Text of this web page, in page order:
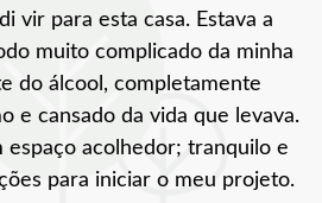
vir para esta casa. Estava a
muito complicado da minha
do álcool, completamente
e cansado da vida que levava.
espaço acolhedor; tranquilo e
para iniciar o meu projeto.